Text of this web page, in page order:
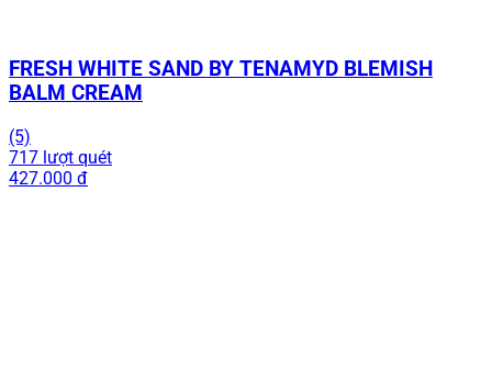
FRESH WHITE SAND BY TENAMYD BLEMISH
BALM CREAM
(5)
717 lượt quét
427.000 đ